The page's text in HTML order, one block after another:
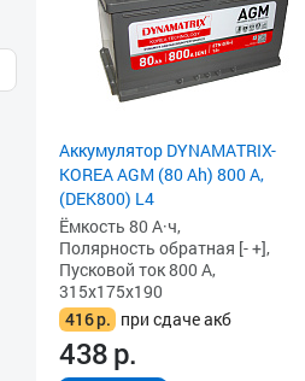
Аккумулятор DYNAMATRIX-
KOREA AGM (80 Ah) 800 А,
(DEK800) L4
Ёмкость 80 А·ч,
Полярность обратная [- +],
Пусковой ток 800 А,
315x175x190
416р. при сдаче акб
438р.